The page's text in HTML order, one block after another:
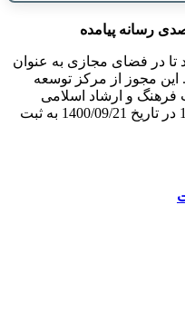
رسانه پیامده
تا در فضای مجازی به عنوان
این مجوز از مرکز توسعه
و ارشاد اسلامی
دریافت شده و با شماره پرونده 12565 در تاریخ 1400/09/21 به ثبت